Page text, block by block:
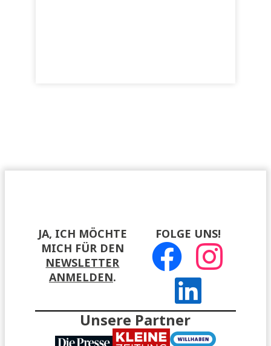
JA, ICH MÖCHTE
MICH FÜR DEN
NEWSLETTER
ANMELDEN.
FOLGE UNS!
Unsere Partner